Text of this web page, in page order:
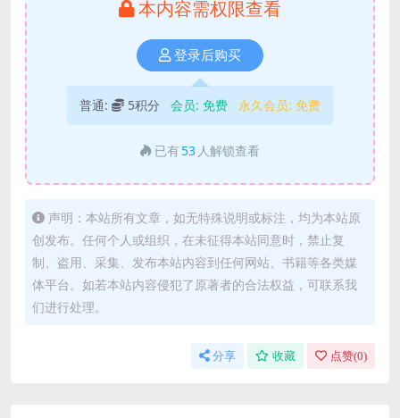
本内容需权限查看
登录后购买
普通: 5积分 会员: 免费 永久会员: 免费
已有 53 人解锁查看
声明：本站所有文章，如无特殊说明或标注，均为本站原
创发布。任何个人或组织，在未征得本站同意时，禁止复
制、盗用、采集、发布本站内容到任何网站、书籍等各类媒
体平台。如若本站内容侵犯了原著者的合法权益，可联系我
们进行处理。
分享 收藏 点赞(0)